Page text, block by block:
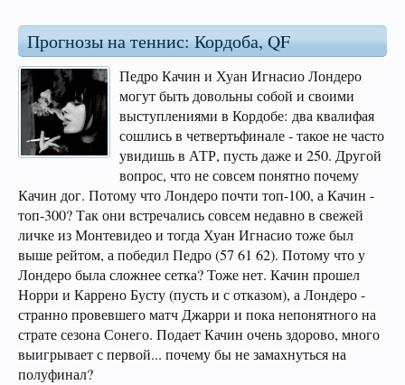
Прогнозы на теннис: Кордоба, QF
Педро Качин и Хуан Игнасио Лондеро
могут быть довольны собой и своими
выступлениями в Кордобе: два квалифая
сошлись в четвертьфинале - такое не часто
увидишь в АТР, пусть даже и 250. Другой
вопрос, что не совсем понятно почему
Качин дог. Потому что Лондеро почти топ-100, а Качин -
топ-300? Так они встречались совсем недавно в свежей
личке из Монтевидео и тогда Хуан Игнасио тоже был
выше рейтом, а победил Педро (57 61 62). Потому что у
Лондеро была сложнее сетка? Тоже нет. Качин прошел
Норри и Каррено Бусту (пусть и с отказом), а Лондеро -
странно провевшего матч Джарри и пока непонятного на
страте сезона Сонего. Подает Качин очень здорово, много
выигрывает с первой... почему бы не замахнуться на
полуфинал?